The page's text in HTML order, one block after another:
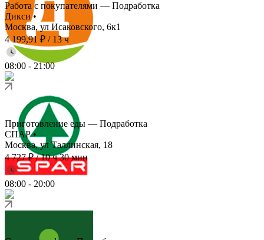
Работа с покупателями — Подработка
Дикси•
Москва, ул Исаковского, 6к1
4 199,91 ₽ / 13 ч
08:00 - 21:00
Приготовление еды — Подработка
СПАР•
Москва, ул Таллинская, 18
4 727 ₽/10 ч 30 мин
08:00 - 20:00